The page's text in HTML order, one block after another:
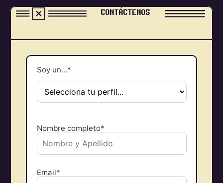
CONTÁCTENOS
Soy un...*
Nombre completo*
Email*